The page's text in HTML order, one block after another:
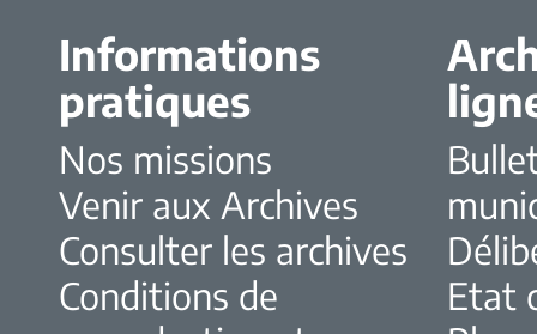
Informations
pratiques
Nos missions
Venir aux Archives
Consulter les archives
Conditions de
Etat